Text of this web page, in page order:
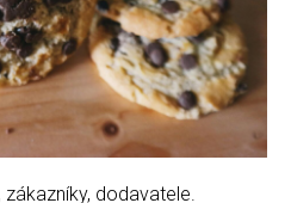
zákazníky, dodavatele.